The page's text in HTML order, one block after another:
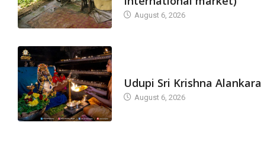
August 6, 2026
Udupi Sri Krishna Alankara
August 6, 2026